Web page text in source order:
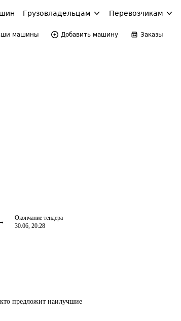
Грузовладельцам Перевозчикам
машины Добавить машину Заказы
Окончание тендера
30.06, 20:28
предложит наилучшие